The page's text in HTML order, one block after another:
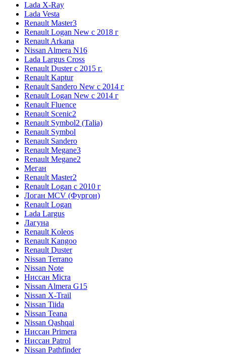
Lada X-Ray
Lada Vesta
Renault Master3
Renault Logan New с 2018 г
Renault Arkana
Nissan Almera N16
Lada Largus Cross
Renault Duster с 2015 г.
Renault Kaptur
Renault Sandero New с 2014 г
Renault Logan New с 2014 г
Renault Fluence
Renault Scenic2
Renault Symbol2 (Talia)
Renault Symbol
Renault Sandero
Renault Megane3
Renault Megane2
Меган
Renault Master2
Renault Logan c 2010 г
Логан МСV (Фургон)
Renault Logan
Lada Largus
Лагуна
Renault Koleos
Renault Kangoo
Renault Duster
Nissan Terrano
Nissan Note
Ниссан Micra
Nissan Almera G15
Nissan X-Trail
Nissan Tiida
Nissan Teana
Nissan Qashqai
Ниссан Primera
Ниссан Patrol
Nissan Pathfinder